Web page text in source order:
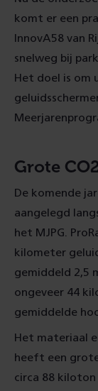
komt er een
InnovA58 van
snelweg bij
Het doel is om
Grote
De komende
aangelegd
het MJPG.
kilometer
gemiddeld 2,5
ongeveer 44
gemiddelde
Het materiaal
heeft een
circa 88 kiloton